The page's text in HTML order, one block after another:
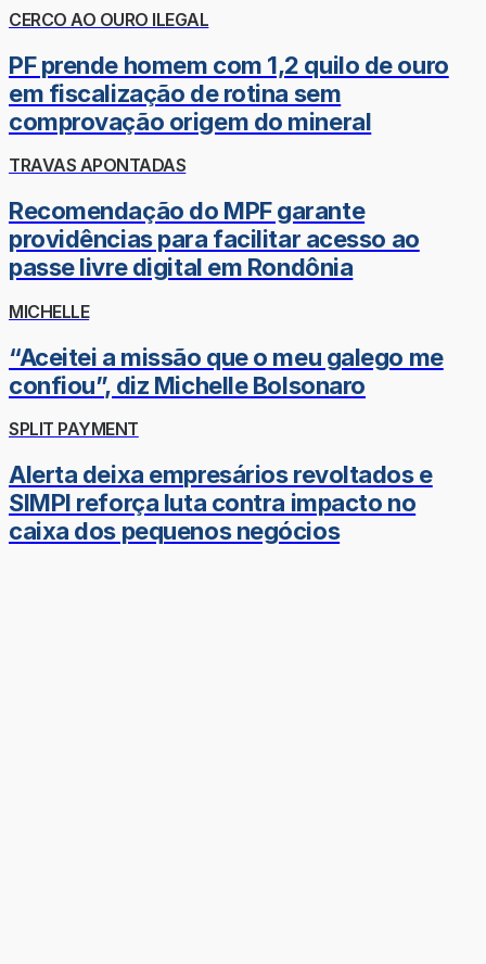
CERCO AO OURO ILEGAL
PF prende homem com 1,2 quilo de ouro
em fiscalização de rotina sem
comprovação origem do mineral
TRAVAS APONTADAS
Recomendação do MPF garante
providências para facilitar acesso ao
passe livre digital em Rondônia
MICHELLE
“Aceitei a missão que o meu galego me
confiou”, diz Michelle Bolsonaro
SPLIT PAYMENT
Alerta deixa empresários revoltados e
SIMPI reforça luta contra impacto no
caixa dos pequenos negócios